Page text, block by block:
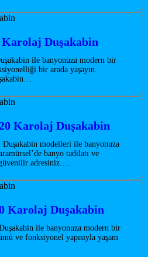
Duşakabin
ile banyonuza modern bir
bir arada yaşayın.
Karolaj Duşakabin
modelleri ile banyonuza
banyo tadilatı ve
adresiniz.…
Karolaj Duşakabin
ile banyonuza modern bir
ve fonksiyonel yapısıyla yaşam